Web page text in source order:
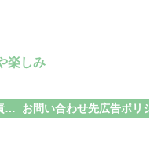
楽しみ
プライバシーポリシー・免責事項 お問い合わせ先広告ポリシー